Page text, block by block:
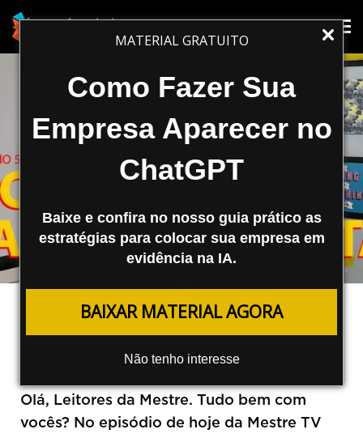
MATERIAL GRATUITO
Como Fazer Sua
Empresa Aparecer no
ChatGPT
Baixe e confira no nosso guia prático as
estratégias para colocar sua empresa em
evidência na IA.
BAIXAR MATERIAL AGORA
Não tenho interesse
Mestre TV Episódio 57 – Definição
de Escopos para Marketing Digital
Olá, Leitores da Mestre. Tudo bem com
vocês? No episódio de hoje da Mestre TV